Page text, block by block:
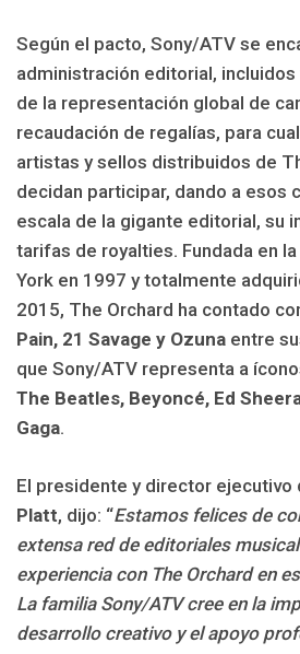
Según el pacto, Sony/ATV se
administración editorial,
de la representación global de
recaudación de regalías, para
artistas y sellos distribuidos de
decidan participar, dando a esos
escala de la gigante editorial, su
tarifas de royalties. Fundada en
York en 1997 y totalmente
2015, The Orchard ha contado
Pain, 21 Savage y Ozuna entre
que Sony/ATV representa a
The Beatles, Beyoncé, Ed
Gaga.
El presidente y director ejecutivo
Platt, dijo: “Estamos felices de
extensa red de editoriales
experiencia con The Orchard en
La familia Sony/ATV cree en la
desarrollo creativo y el apoyo